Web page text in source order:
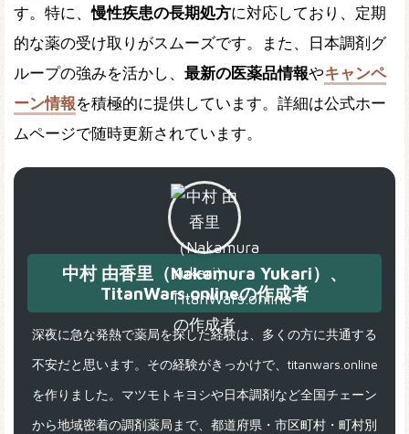
す。特に、慢性疾患の長期処方に対応しており、定期
的な薬の受け取りがスムーズです。また、日本調剤グ
ループの強みを活かし、 最新の医薬品情報やキャンペ
ーン情報を積極的に提供しています。詳細は公式ホー
ムページで随時更新されています。
中村 由香里（Nakamura Yukari）、
TitanWars.onlineの作成者
深夜に急な発熱で薬局を探した経験は、多くの方に共通する
不安だと思います。その経験がきっかけで、titanwars.online
を作りました。マツモトキヨシや日本調剤など全国チェーン
から地域密着の調剤薬局まで、都道府県・市区町村・町村別